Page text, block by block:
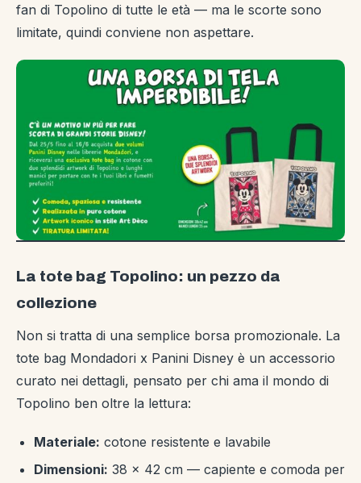
fan di Topolino di tutte le età — ma le scorte sono
limitate, quindi conviene non aspettare.
La tote bag Topolino: un pezzo da
collezione
Non si tratta di una semplice borsa promozionale. La
tote bag Mondadori x Panini Disney è un accessorio
curato nei dettagli, pensato per chi ama il mondo di
Topolino ben oltre la lettura:
Materiale: cotone resistente e lavabile
Dimensioni: 38 × 42 cm — capiente e comoda per